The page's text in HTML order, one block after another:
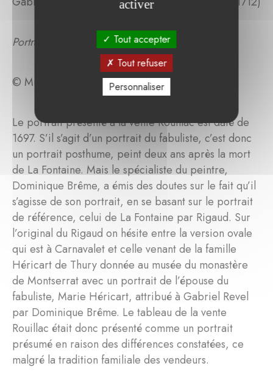
Portrait d'homme en surmanteau rouge
© Musée Jean de La Fontaine
Le portrait présenté à la vente Rouillac est daté de
1697. S’il s’agit d’un portrait du fabuliste, c’est donc
un portrait posthume, peint deux ans après la mort
de La Fontaine. Mais le spécialiste du peintre,
Dominique Brême, a émis des doutes sur le fait qu’il
s’agisse de son portrait, en se basant sur le portrait
de référence, celui de La Fontaine par Rigaud. Sur
l’original du Rigaud on hésite entre la version ovale
qui est à Carnavalet et celle venant de la famille
Héricart de Thury donnée au musée du monastère
de Montserrat avec un portrait de l’épouse du
fabuliste, Marie Héricart, attribué à Gabriel Revel
par Dominique Brême. Le tableau de la vente
Rouillac était donc présenté comme un portrait
présumé en raison des différences constatées, ce
malgré la tradition familiale des vendeurs.
activer
Tout accepter
Tout refuser
Personnaliser